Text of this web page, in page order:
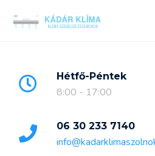
Hétfő-Péntek
8:00 - 17:00
06 30 233 7140